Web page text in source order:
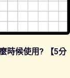
時候使用? 【5分